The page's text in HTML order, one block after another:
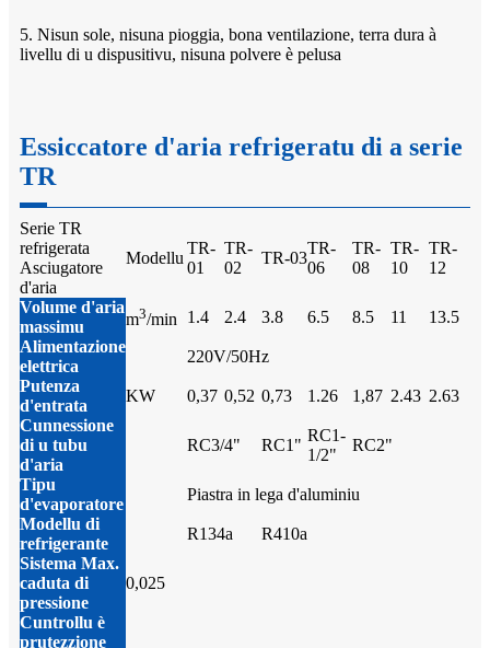
5. Nisun sole, nisuna pioggia, bona ventilazione, terra dura à
livellu di u dispusitivu, nisuna polvere è pelusa
Essiccatore d'aria refrigeratu di a serie
TR
Serie TR
refrigerata
Asciugatore
d'aria
Modellu
TR-
01
TR-
02
TR-03
TR-
06
TR-
08
TR-
10
TR-
12
Volume d'aria
massimu
m3/min 1.4 2.4 3.8 6.5 8.5 11
13.5
Alimentazione
elettrica
220V/50Hz
Putenza
d'entrata
KW 0,37 0,52 0,73 1.26 1,87 2.43 2.63
Cunnessione
di u tubu
d'aria
RC3/4" RC1"
RC1-
1/2"
RC2"
Tipu
d'evaporatore
Piastra in lega d'aluminiu
Modellu di
refrigerante
R134a
R410a
Sistema Max.
caduta di
pressione
0,025
Cuntrollu è
prutezzione